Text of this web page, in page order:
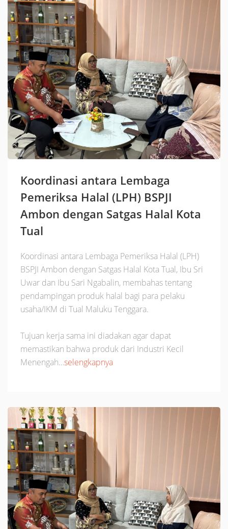
Koordinasi antara Lembaga
Pemeriksa Halal (LPH) BSPJI
Ambon dengan Satgas Halal Kota
Tual
Koordinasi antara Lembaga Pemeriksa Halal (LPH)
BSPJI Ambon dengan Satgas Halal Kota Tual, Ibu Sri
Uwar dan Ibu Sari Ngabalin, membahas tentang
pendampingan produk halal bagi para pelaku
usaha/IKM di Tual Maluku Tenggara.
Tujuan kerja sama ini diadakan agar dapat
memastikan bahwa produk dari Industri Kecil
Menengah…selengkapnya